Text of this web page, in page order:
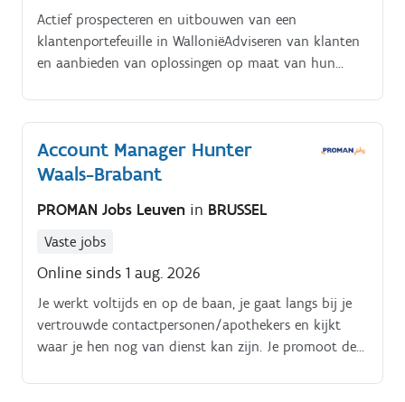
Actief prospecteren en uitbouwen van een
klantenportefeuille in WalloniëAdviseren van klanten
en aanbieden van oplossingen op maat van hun
decision makers.
Account Manager Hunter
Waals-Brabant
PROMAN Jobs Leuven in BRUSSEL
Vaste jobs
Online sinds 1 aug. 2026
Je werkt voltijds en op de baan, je gaat langs bij je
vertrouwde contactpersonen/apothekers en kijkt
waar je hen nog van dienst kan zijn. Je promoot de